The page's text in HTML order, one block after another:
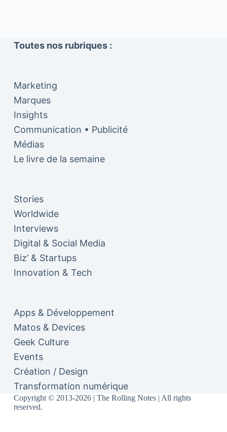
Toutes nos rubriques :
Marketing
Marques
Insights
Communication • Publicité
Médias
Le livre de la semaine
Stories
Worldwide
Interviews
Digital & Social Media
Biz’ & Startups
Innovation & Tech
Apps & Développement
Matos & Devices
Geek Culture
Events
Création / Design
Transformation numérique
Copyright © 2013-2026 | The Rolling Notes | All rights
reserved.